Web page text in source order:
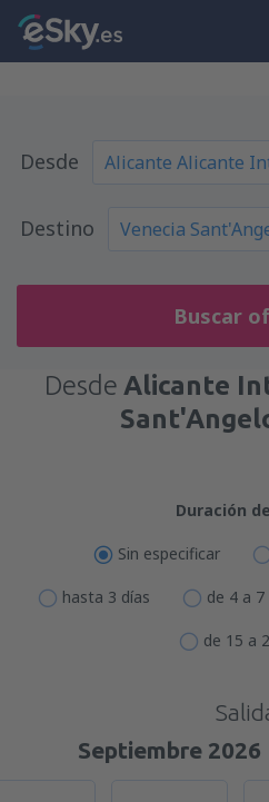
Desde
Destino
Buscar
Desde Alicante
Duración
Sin especificar
hasta 3 días de 4 a 7
de 15 a
Septiembre 2026